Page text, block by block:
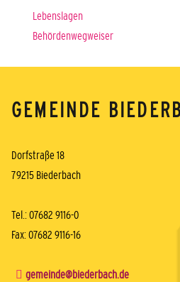
Lebenslagen
Behördenwegweiser
GEMEINDE
Dorfstraße 18
79215 Biederbach
Tel.: 07682 9116-0
Fax: 07682 9116-16
gemeinde@biederbach.de